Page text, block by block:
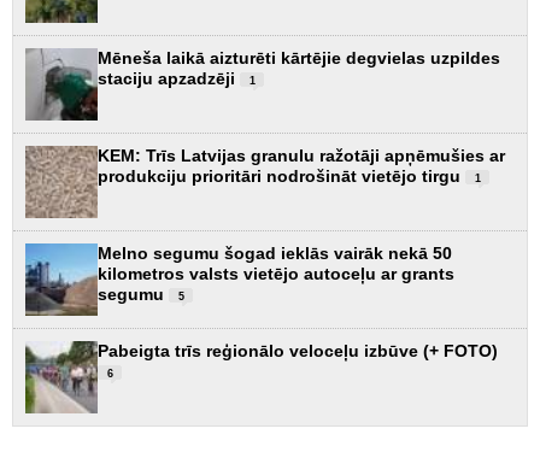
Mēneša laikā aizturēti kārtējie degvielas uzpildes
staciju apzadzēji
1
KEM: Trīs Latvijas granulu ražotāji apņēmušies ar
produkciju prioritāri nodrošināt vietējo tirgu
1
Melno segumu šogad ieklās vairāk nekā 50
kilometros valsts vietējo autoceļu ar grants
segumu
5
Pabeigta trīs reģionālo veloceļu izbūve (+ FOTO)
6